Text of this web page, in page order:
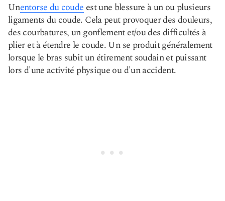
Unentorse du coude est une blessure à un ou plusieurs
ligaments du coude. Cela peut provoquer des douleurs,
des courbatures, un gonflement et/ou des difficultés à
plier et à étendre le coude. Unse produit généralement
lorsque le bras subit un étirement soudain et puissant
lors d'une activité physique ou d'un accident.